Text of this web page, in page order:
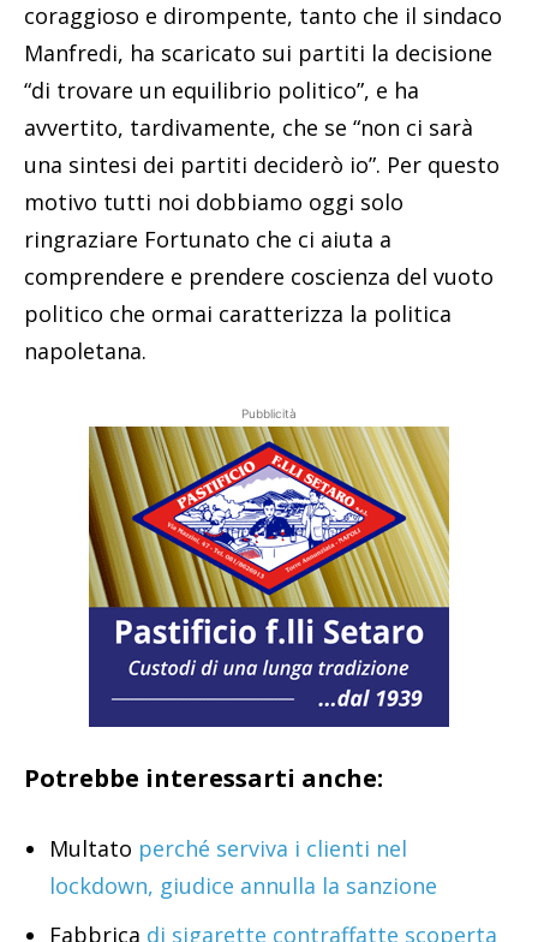
coraggioso e dirompente, tanto che il sindaco
Manfredi, ha scaricato sui partiti la decisione
“di trovare un equilibrio politico”, e ha
avvertito, tardivamente, che se “non ci sarà
una sintesi dei partiti deciderò io”. Per questo
motivo tutti noi dobbiamo oggi solo
ringraziare Fortunato che ci aiuta a
comprendere e prendere coscienza del vuoto
politico che ormai caratterizza la politica
napoletana.
Pubblicità
Potrebbe interessarti anche:
Multato perché serviva i clienti nel
lockdown, giudice annulla la sanzione
Fabbrica di sigarette contraffatte scoperta